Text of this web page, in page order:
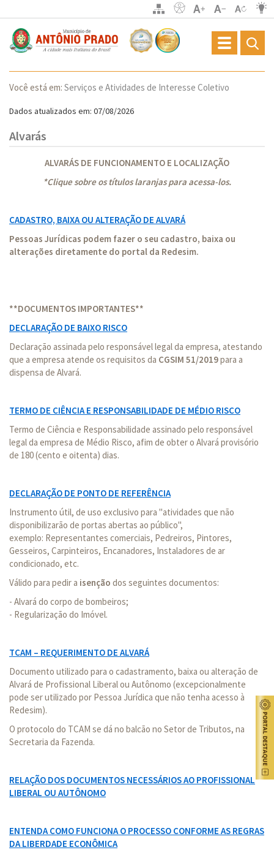
Toggle
navigation
Você está em: Serviços e Atividades de Interesse Coletivo
Dados atualizados em: 07/08/2026
Alvarás
ALVARÁS DE FUNCIONAMENTO E LOCALIZAÇÃO
*Clique sobre os títulos laranjas para acessa-los.
CADASTRO, BAIXA OU ALTERAÇÃO DE ALVARÁ
Pessoas Jurídicas podem fazer o seu cadastro, baixa ou
alterações diretamente do portal da Redesim.
**DOCUMENTOS IMPORTANTES**
DECLARAÇÃO DE BAIXO RISCO
Declaração assinada pelo responsável legal da empresa, atestando
que a empresa atende os requisitos da CGSIM 51/2019para a
dispensa de Alvará.
TERMO DE CIÊNCIA E RESPONSABILIDADE DE MÉDIO RISCO
Termo de Ciência e Responsabilidade assinado pelo responsável
legal da empresa de Médio Risco, afim de obter o Alvará provisório
de 180 (cento e oitenta) dias.
DECLARAÇÃO DE PONTO DE REFERÊNCIA
Instrumento útil, de uso exclusivo para "atividades que não
disponibilizarão de portas abertas ao público",
exemplo: Representantes comerciais, Pedreiros, Pintores,
Gesseiros, Carpinteiros, Encanadores, Instaladores de ar
condicionado, etc.
Válido para pedir a isenção dos seguintes documentos:
- Alvará do corpo de bombeiros;
- Regularização do Imóvel.
TCAM – REQUERIMENTO DE ALVARÁ
Documento utilizado para o cadastramento, baixa ou alteração de
Alvará de Profissional Liberal ou Autônomo (excepcionalmente
pode ser utilizado por Pessoa Jurídica que não tenha acesso à
Redesim).
O protocolo do TCAM se dá no balcão no Setor de Tributos, na
Secretaria da Fazenda.
RELAÇÃO DOS DOCUMENTOS NECESSÁRIOS AO PROFISSIONAL
LIBERAL OU AUTÔNOMO
ENTENDA COMO FUNCIONA O PROCESSO CONFORME AS REGRAS
DA LIBERDADE ECONÔMICA